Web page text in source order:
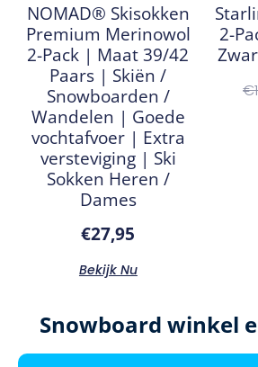
NOMAD® Skisokken
Premium Merinowol
2-Pack | Maat 39/42
Paars | Skiën /
Snowboarden /
Wandelen | Goede
vochtafvoer | Extra
versteviging | Ski
Sokken Heren /
Dames
€27,95
Bekijk Nu
2-
€
Snowboard winkel